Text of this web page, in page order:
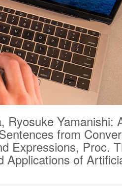
Ryosuke Yamanishi:
from
Expressions, Proc.
Applications of